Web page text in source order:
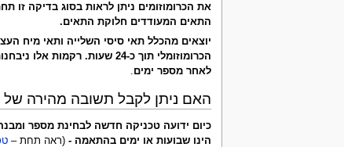
את הכרומוזומים ניתן לראות בסוג בדיקה זו
התאים המעודדים חלוקת התאים.
יוצאים מהכלל תאי סיסי השלייה ותאי מיח
לאחר מספר ימים.
האם ניתן לקבל תשובה מהירה של
כיום ידועה טכניקה חדשה לבחינת מספר
הינו שבועות או ימים בהתאמה - (ראה תחת –